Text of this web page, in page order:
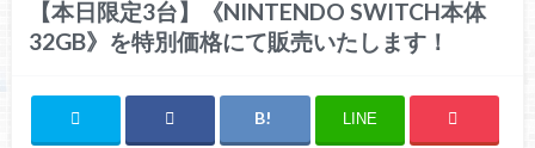
【本日限定3台】《NINTENDO SWITCH本体
32GB》を特別価格にて販売いたします！
LINE